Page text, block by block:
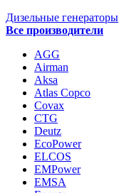
Дизельные генераторы
Все производители
AGG
Airman
Aksa
Atlas Copco
Covax
CTG
Deutz
EcoPower
ELCOS
EMPower
EMSA